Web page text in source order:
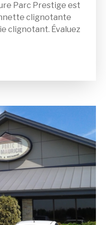
Parc Prestige est
clignotante
clignotant. Évaluez